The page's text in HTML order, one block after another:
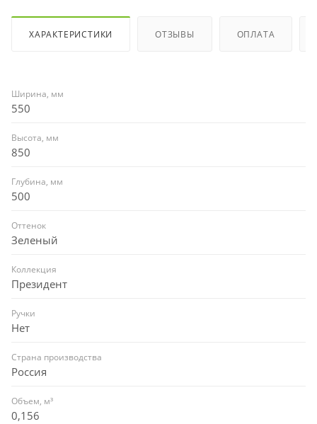
ХАРАКТЕРИСТИКИ ОТЗЫВЫ ОПЛАТА
Ширина, мм
550
Высота, мм
850
Глубина, мм
500
Оттенок
Зеленый
Коллекция
Президент
Ручки
Нет
Страна производства
Россия
Объем, м³
0,156